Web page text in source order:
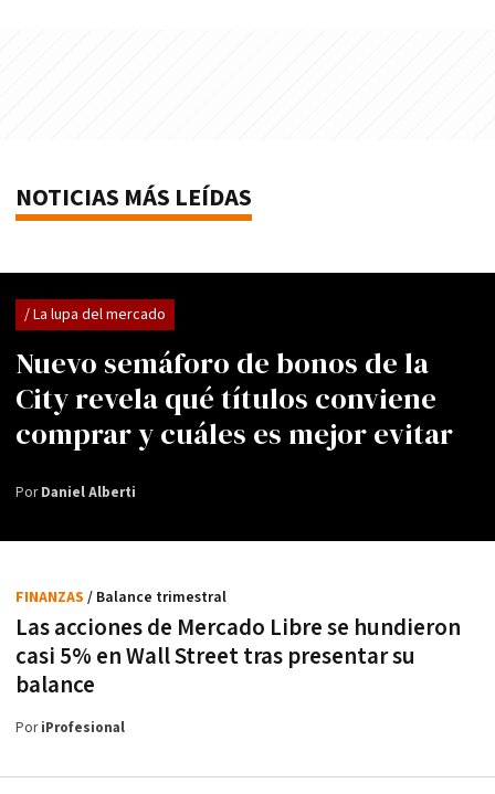
NOTICIAS MÁS LEÍDAS
Nuevo semáforo de bonos de la
City revela qué títulos conviene
comprar y cuáles es mejor evitar
/ La lupa del mercado
PorDaniel Alberti
Las acciones de Mercado Libre se hundieron
casi 5% en Wall Street tras presentar su
balance
FINANZAS / Balance trimestral
PoriProfesional